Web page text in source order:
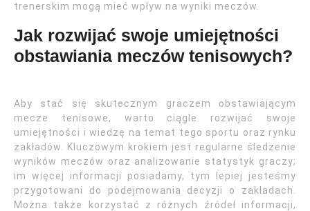
trenerskim mogą mieć wpływ na wyniki meczów.
Jak rozwijać swoje umiejętności
obstawiania meczów tenisowych?
Aby stać się skutecznym graczem obstawiającym
mecze tenisowe, warto ciągle rozwijać swoje
umiejętności i wiedzę na temat tego sportu oraz rynku
zakładów. Kluczowym krokiem jest regularne śledzenie
wyników meczów oraz analizowanie statystyk graczy;
im więcej informacji posiadamy, tym lepiej jesteśmy
przygotowani do podejmowania decyzji o zakładach.
Można także korzystać z różnych źródeł informacji,